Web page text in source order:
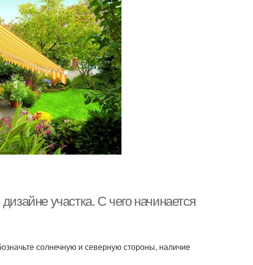
участка. С чего начинается
солнечную и северную стороны, наличие